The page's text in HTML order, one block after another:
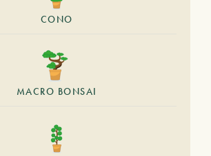
CONO
MACRO BONSAI